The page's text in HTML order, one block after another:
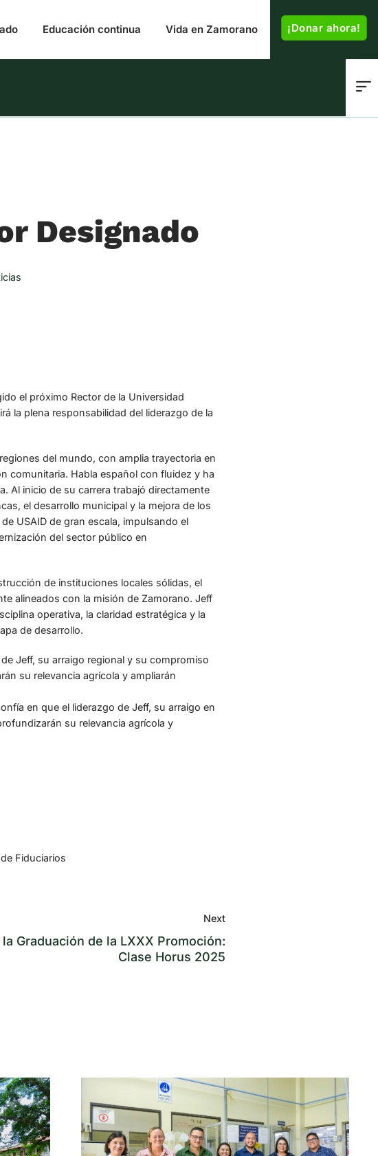
Educación continua Vida en Zamorano ¡Donar ahora!
Designado
el próximo Rector de la Universidad
la plena responsabilidad del liderazgo de la
del mundo, con amplia trayectoria en
comunitaria. Habla español con fluidez y ha
Al inicio de su carrera trabajó directamente
el desarrollo municipal y la mejora de los
USAID de gran escala, impulsando el
del sector público en
de instituciones locales sólidas, el
alineados con la misión de Zamorano. Jeff
operativa, la claridad estratégica y la
de desarrollo.
Jeff, su arraigo regional y su compromiso
su relevancia agrícola y ampliarán
en que el liderazgo de Jeff, su arraigo en
su relevancia agrícola y
Fiduciarios
Next
Graduación de la LXXX Promoción:
Clase Horus 2025